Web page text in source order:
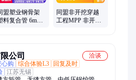
盟塑业钢骨架
料复合管 6m国
同盟非开挖穿越
工程MPP 非开挖
公司
洽谈
心购 综合体验L3
回复及时
江苏无锡